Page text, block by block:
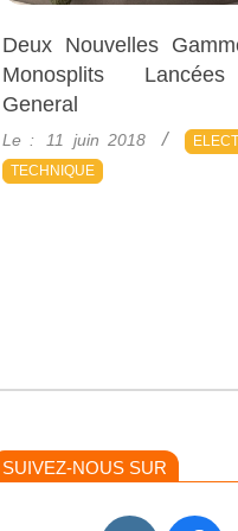
Deux Nouvelles
Monosplits
General
2018-
06-
11
Le : 11 juin 2018
TECHNIQUE
SUIVEZ-NOUS SUR